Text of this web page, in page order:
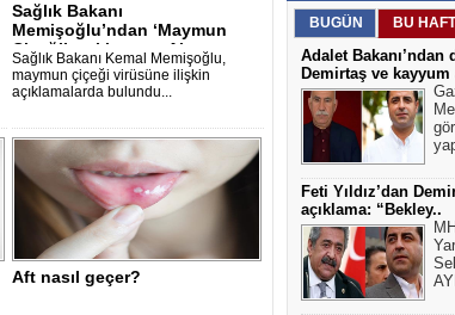
BUGÜN BU
Adalet
Demirtaş ve kayyum
Feti Yıldız’dan
açıklama: “Bekley..
Sağlık Bakanı
Memişoğlu’ndan ‘Maymun
Çiçeği’ açıklaması: Ala..
Sağlık Bakanı Kemal Memişoğlu,
maymun çiçeği virüsüne ilişkin
açıklamalarda bulundu...
Aft nasıl geçer?